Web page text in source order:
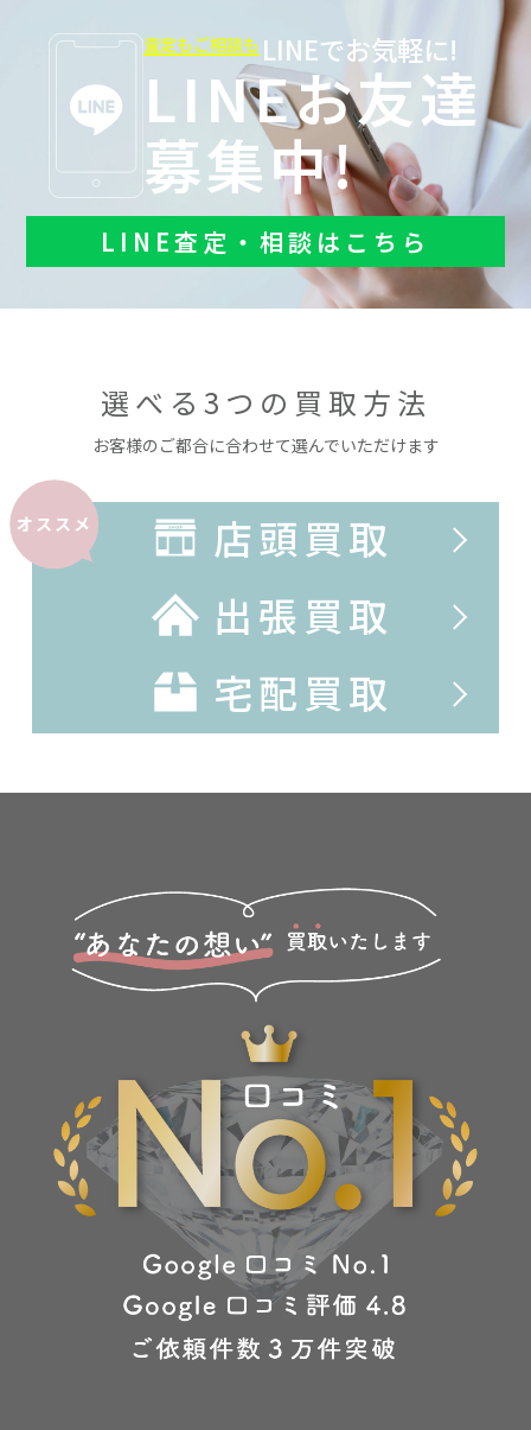
査定もご相談も LINEでお気軽に!
LINEお友達
募集中!
LINE査定・相談はこちら
選べる3つの買取方法
お客様のご都合に合わせて選んでいただけます
オススメ
店頭買取
出張買取
宅配買取